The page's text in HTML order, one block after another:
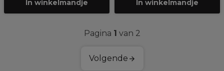
In winkelmandje In winkelmandje
Pagina 1 van 2
Volgende